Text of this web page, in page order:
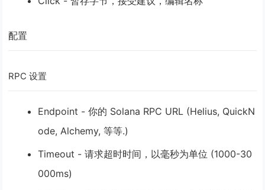
配置
RPC 设置
Endpoint - 你的 Solana RPC URL (Helius, QuickN
ode, Alchemy, 等等.)
Timeout - 请求超时时间，以毫秒为单位 (1000-30
000ms)